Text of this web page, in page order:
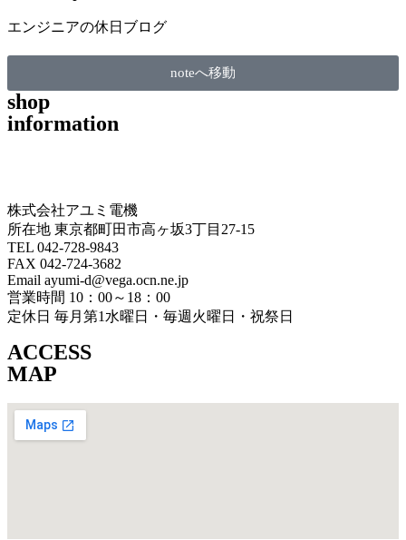
エンジニアの休日ブログ
noteへ移動
shop
information
株式会社アユミ電機
所在地 東京都町田市高ヶ坂3丁目27‐15
TEL 042-728-9843
FAX 042-724-3682
Email ayumi-d@vega.ocn.ne.jp
営業時間 10：00～18：00
定休日 毎月第1水曜日・毎週火曜日・祝祭日
ACCESS
MAP